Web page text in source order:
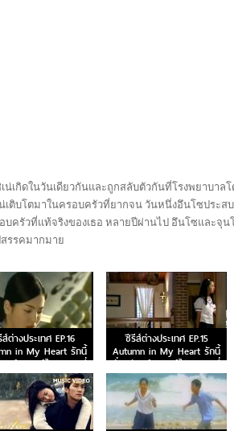
เกิดในวันเดียวกันและถูกสลับตัวกันที่โรงพยาบาล
บโตมาในครอบครัวที่ยากจน วันหนึ่งอึนโซประสบ
บครัวที่แท้จริงของเธอ หลายปีผ่านไป อึนโซและจุ
รรคมากมาย
ต่างประเทศ EP.16
in My Heart รักนี้
ดร์ พากย์ไทย ตอนที่
16
ซีรีส์ต่างประเทศ EP.15
Autumn in My Heart รักนี้
ชั่วนิรันดร์ พากย์ไทย ตอนที่
15